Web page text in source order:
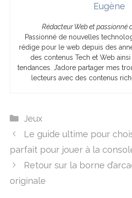
Eugène
Rédacteur Web et passionné
Passionné de nouvelles
rédige pour le web depuis des
des contenus Tech et Web
tendances. J’adore partager mes
lecteurs avec des contenus
Catégories
Jeux
Le guide ultime pour
parfait pour jouer à la
Retour sur la borne
originale